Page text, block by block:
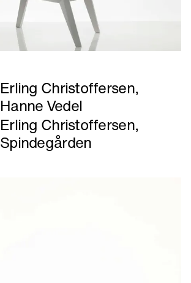
Erling Christoffersen,
Hanne Vedel
Erling Christoffersen,
Spindegården